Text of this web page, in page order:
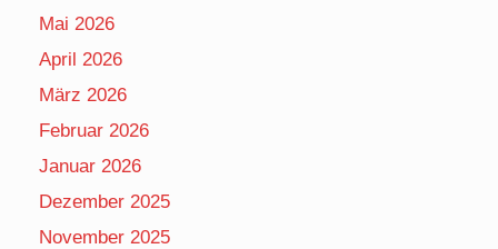
Mai 2026
April 2026
März 2026
Februar 2026
Januar 2026
Dezember 2025
November 2025